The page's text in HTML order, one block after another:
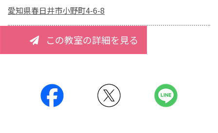
愛知県春日井市小野町4-6-8
この教室の詳細を見る